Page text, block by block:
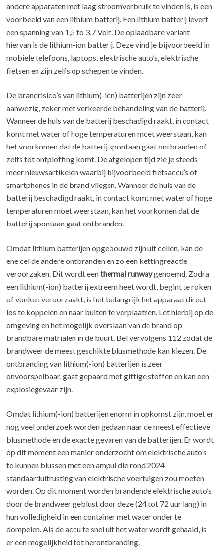
andere apparaten met laag stroomverbruik te vinden is, is een
voorbeeld van een lithium batterij. Een lithium batterij levert
een spanning van 1,5 to 3,7 Volt. De oplaadbare variant
hiervan is de lithium-ion batterij. Deze vind je bijvoorbeeld in
mobiele telefoons, laptops, elektrische auto’s, elektrische
fietsen en zijn zelfs op schepen te vinden.
De brandrisico’s van lithium(-ion) batterijen zijn zeer
aanwezig, zeker met verkeerde behandeling van de batterij.
Wanneer de huls van de batterij beschadigd raakt, in contact
komt met water of hoge temperaturen moet weerstaan, kan
het voorkomen dat de batterij spontaan gaat ontbranden of
zelfs tot ontploffing komt. De afgelopen tijd zie je steeds
meer nieuwsartikelen waarbij bijvoorbeeld fietsaccu’s of
smartphones in de brand vliegen. Wanneer de huls van de
batterij beschadigd raakt, in contact komt met water of hoge
temperaturen moet weerstaan, kan het voorkomen dat de
batterij spontaan gaat ontbranden.
Omdat lithium batterijen opgebouwd zijn uit cellen, kan de
ene cel de andere ontbranden en zo een kettingreactie
veroorzaken. Dit wordt eenthermal runwaygenoemd. Zodra
een lithium(-ion) batterij extreem heet wordt, begint te roken
of vonken veroorzaakt, is het belangrijk het apparaat direct
los te koppelen en naar buiten te verplaatsen. Let hierbij op de
omgeving en het mogelijk overslaan van de brand op
brandbare matrialen in de buurt. Bel vervolgens 112 zodat de
brandweer de meest geschikte blusmethode kan kiezen. De
ontbranding van lithium(-ion) batterijen is zeer
onvoorspelbaar, gaat gepaard met giftige stoffen en kan een
explosiegevaar zijn.
Omdat lithium(-ion) batterijen enorm in opkomst zijn, moet er
nog veel onderzoek worden gedaan naar de meest effectieve
blusmethode en de exacte gevaren van de batterijen. Er wordt
op dit moment een manier onderzocht om elektrische auto’s
te kunnen blussen met een ampul die rond 2024
standaarduitrusting van elektrische voertuigen zou moeten
worden. Op dit moment worden brandende elektrische auto’s
door de brandweer geblust door deze (24 tot 72 uur lang) in
hun volledigheid in een container met water onder te
dompelen. Als de accu te snel uit het water wordt gehaald, is
er een mogelijkheid tot herontbranding.